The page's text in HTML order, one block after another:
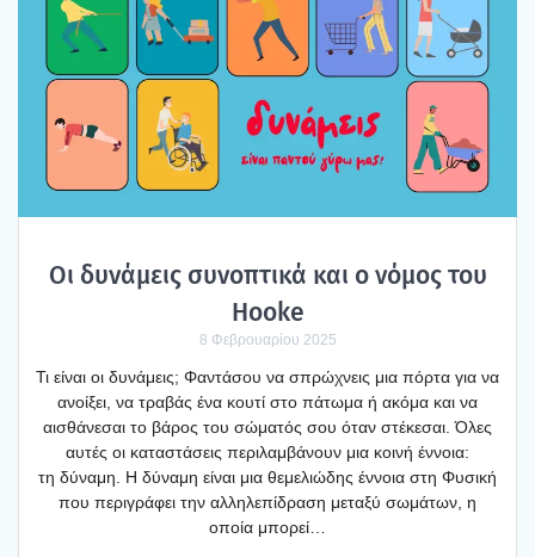
Οι δυνά­μεις συνο­πτι­κά και ο νόμος του
Hooke
8 Φεβρουαρίου 2025
Τι είναι οι δυνά­μεις; Φαντά­σου να σπρώ­χνεις μια πόρ­τα για να
ανοί­ξει, να τρα­βάς ένα κου­τί στο πάτω­μα ή ακό­μα και να
αισθά­νε­σαι το βάρος του σώμα­τός σου όταν στέ­κε­σαι. Όλες
αυτές οι κατα­στά­σεις περι­λαμ­βά­νουν μια κοι­νή έννοια:
τη δύνα­μη. Η δύνα­μη είναι μια θεμε­λιώ­δης έννοια στη Φυσι­κή
που περι­γρά­φει την αλλη­λε­πί­δρα­ση μετα­ξύ σωμά­των, η
οποία μπο­ρεί…